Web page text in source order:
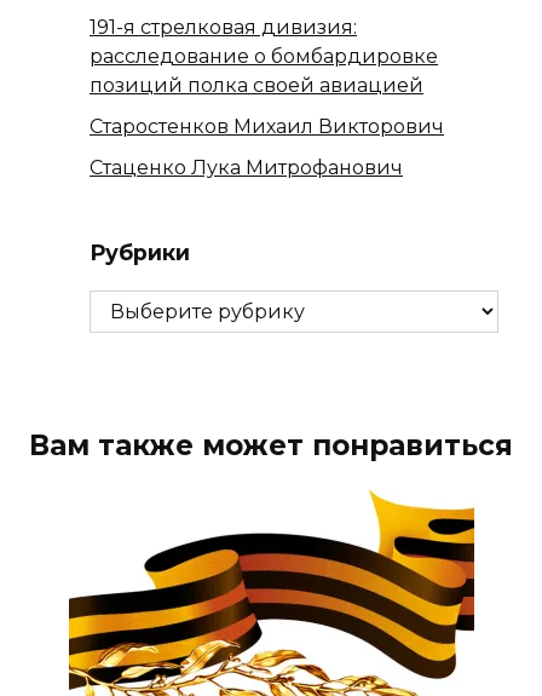
191-я стрелковая дивизия:
расследование о бомбардировке
позиций полка своей авиацией
Старостенков Михаил Викторович
Стаценко Лука Митрофанович
Рубрики
Рубрики
Вам также может понравиться